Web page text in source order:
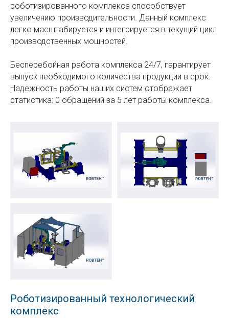
роботизированного комплекса способствует
увеличению производительности. Данный комплекс
легко масштабируется и интегрируется в текущий цикл
производственных мощностей.
Бесперебойная работа комплекса 24/7, гарантирует
выпуск необходимого количества продукции в срок.
Надежность работы наших систем отображает
статистика: 0 обращений за 5 лет работы комплекса.
Роботизированный технологический
комплекс